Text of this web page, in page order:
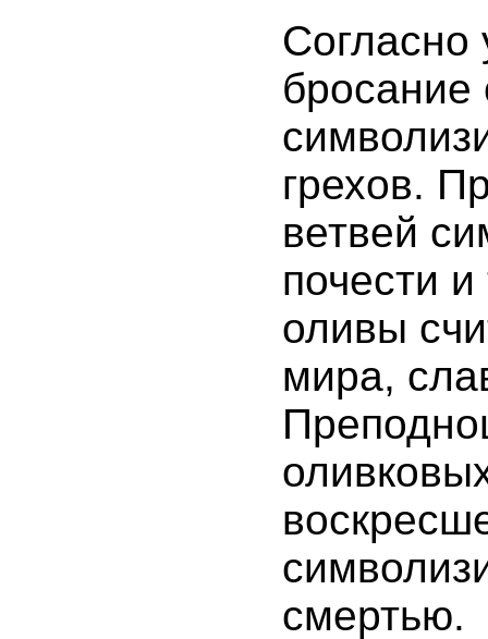
Согласно
грехов.
ветвей
почести
оливы
мира,
смертью.